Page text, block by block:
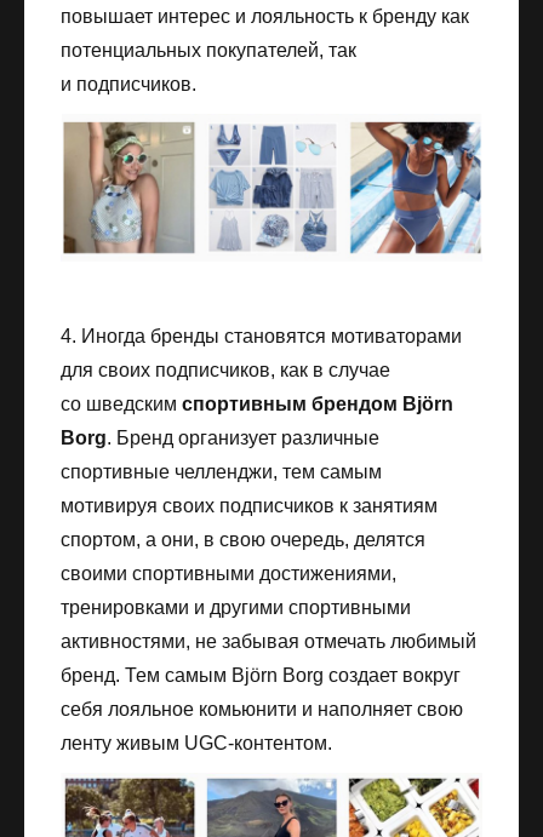
повышает интерес и лояльность к бренду как
потенциальных покупателей, так
и подписчиков.
4. Иногда бренды становятся мотиваторами
для своих подписчиков, как в случае
со шведским спортивным брендом Björn
Borg. Бренд организует различные
спортивные челленджи, тем самым
мотивируя своих подписчиков к занятиям
спортом, а они, в свою очередь, делятся
своими спортивными достижениями,
тренировками и другими спортивными
активностями, не забывая отмечать любимый
бренд. Тем самым Björn Borg создает вокруг
себя лояльное комьюнити и наполняет свою
ленту живым UGC-контентом.